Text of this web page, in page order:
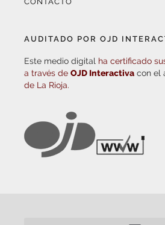
AUDITADO POR OJD
Este medio digital ha certificado
a través de OJD Interactiva con el
de La Rioja.